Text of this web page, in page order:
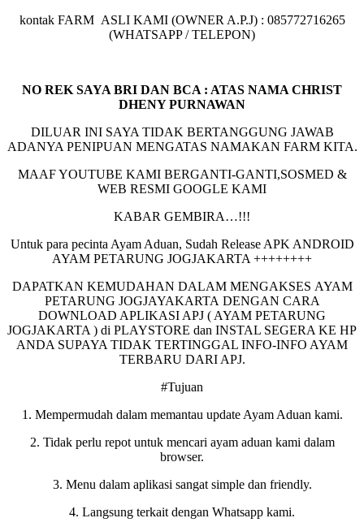
kontak FARM ASLI KAMI (OWNER A.P.J) : 085772716265
(WHATSAPP / TELEPON)
NO REK SAYA BRI DAN BCA : ATAS NAMA CHRIST
DHENY PURNAWAN
DILUAR INI SAYA TIDAK BERTANGGUNG JAWAB
ADANYA PENIPUAN MENGATAS NAMAKAN FARM KITA.
MAAF YOUTUBE KAMI BERGANTI-GANTI,SOSMED &
WEB RESMI GOOGLE KAMI
KABAR GEMBIRA…!!!
Untuk para pecinta Ayam Aduan, Sudah Release APK ANDROID
AYAM PETARUNG JOGJAKARTA ++++++++
DAPATKAN KEMUDAHAN DALAM MENGAKSES AYAM
PETARUNG JOGJAYAKARTA DENGAN CARA
DOWNLOAD APLIKASI APJ ( AYAM PETARUNG
JOGJAKARTA ) di PLAYSTORE dan INSTAL SEGERA KE HP
ANDA SUPAYA TIDAK TERTINGGAL INFO-INFO AYAM
TERBARU DARI APJ.
#Tujuan
1. Mempermudah dalam memantau update Ayam Aduan kami.
2. Tidak perlu repot untuk mencari ayam aduan kami dalam
browser.
3. Menu dalam aplikasi sangat simple dan friendly.
4. Langsung terkait dengan Whatsapp kami.